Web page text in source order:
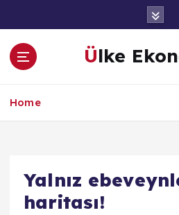
a
Ülke
Home
Yalnız
haritası!